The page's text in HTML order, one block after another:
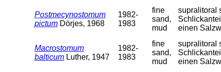
Postmecynostomum
pictum Dörjes, 1968
1982-
1983
fine
sand,
mud
supralitoral
einen
Macrostomum
balticum Luther, 1947
1982-
1983
fine
sand,
mud
supralitoral
einen